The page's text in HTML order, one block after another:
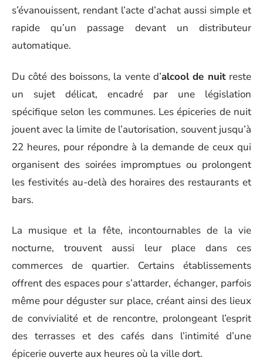
s’évanouissent, rendant l’acte d’achat aussi simple et
rapide qu’un passage devant un distributeur
automatique.
Du côté des boissons, la vente d’alcool de nuitreste
un sujet délicat, encadré par une législation
spécifique selon les communes. Les épiceries de nuit
jouent avec la limite de l’autorisation, souvent jusqu’à
22 heures, pour répondre à la demande de ceux qui
organisent des soirées impromptues ou prolongent
les festivités au-delà des horaires des restaurants et
bars.
La musique et la fête, incontournables de la vie
nocturne, trouvent aussi leur place dans ces
commerces de quartier. Certains établissements
offrent des espaces pour s’attarder, échanger, parfois
même pour déguster sur place, créant ainsi des lieux
de convivialité et de rencontre, prolongeant l’esprit
des terrasses et des cafés dans l’intimité d’une
épicerie ouverte aux heures où la ville dort.